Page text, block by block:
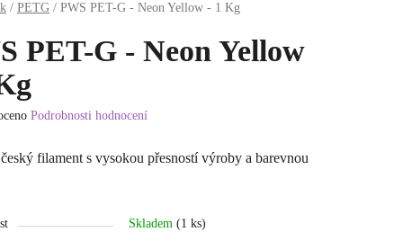
/ PETG / PWS PET-G - Neon Yellow - 1 Kg
PET-G - Neon Yellow
Podrobnosti hodnocení
filament s vysokou přesností výroby a barevnou
Skladem (1 ks)